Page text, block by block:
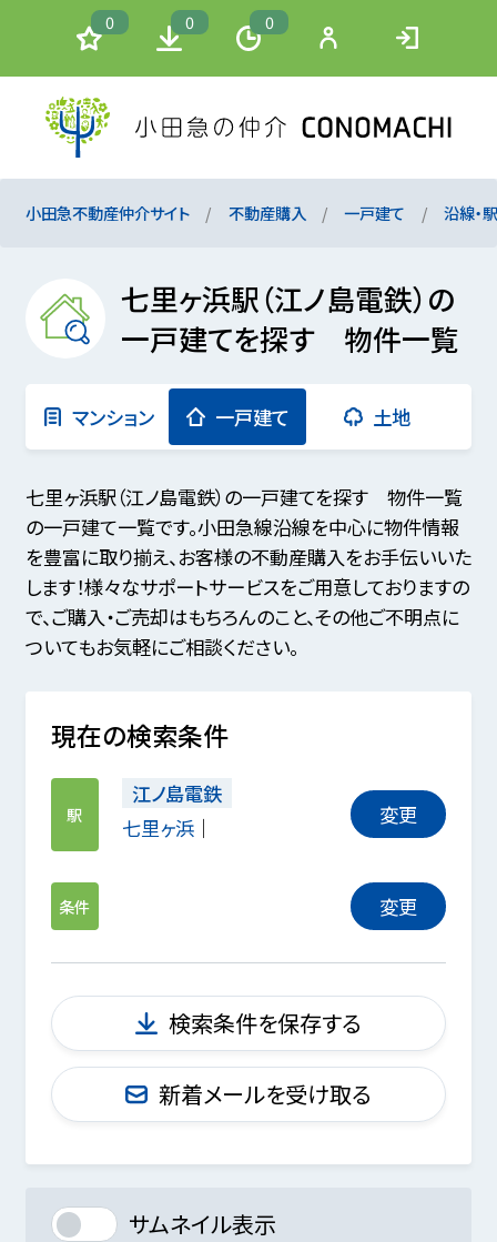
0 0 0
小田急不動産仲介サイト 不動産購入 一戸建て 沿線・
七里ヶ浜駅（江ノ島電鉄）の
一戸建てを探す 物件一覧
マンション 一戸建て 土地
七里ヶ浜駅（江ノ島電鉄）の一戸建てを探す 物件一覧
の一戸建て一覧です。小田急線沿線を中心に物件情報
を豊富に取り揃え、お客様の不動産購入をお手伝いいた
します！様々なサポートサービスをご用意しておりますの
で、ご購入・ご売却はもちろんのこと、その他ご不明点に
ついてもお気軽にご相談ください。
現在の検索条件
駅
江ノ島電鉄
七里ヶ浜
変更
条件 変更
検索条件を保存する
新着メールを受け取る
サムネイル表示